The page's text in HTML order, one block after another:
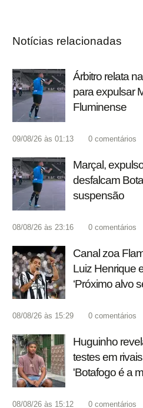
Notícias relacionadas
Árbitro relata
para expulsar
Fluminense
09/08/26 às 01:13 0 comentários
Marçal,
desfalcam
suspensão
08/08/26 às 23:16 0 comentários
Canal zoa
Luiz Henrique
‘Próximo alvo
08/08/26 às 15:29 0 comentários
Huguinho
testes em
'Botafogo é a
08/08/26 às 15:12 0 comentários